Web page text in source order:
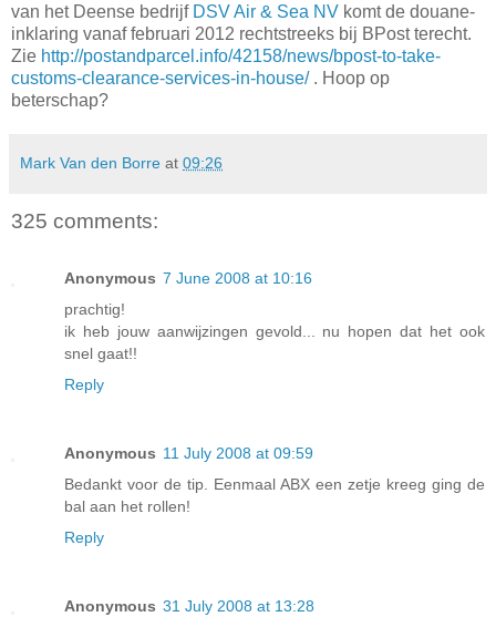
van het Deense bedrijf DSV Air & Sea NV komt de douane-
inklaring vanaf februari 2012 rechtstreeks bij BPost terecht.
Zie http://postandparcel.info/42158/news/bpost-to-take-
customs-clearance-services-in-house/. Hoop op
beterschap?
Mark Van den Borre at 09:26
325 comments:
Anonymous 7 June 2008 at 10:16
prachtig!
ik heb jouw aanwijzingen gevold... nu hopen dat het ook
snel gaat!!
Reply
Anonymous 11 July 2008 at 09:59
Bedankt voor de tip. Eenmaal ABX een zetje kreeg ging de
bal aan het rollen!
Reply
Anonymous 31 July 2008 at 13:28